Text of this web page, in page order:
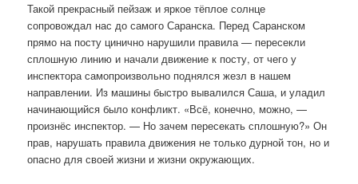
Такой прекрасный пейзаж и яркое тёплое солнце
сопровождал нас до самого Саранска. Перед Саранском
прямо на посту цинично нарушили правила — пересекли
сплошную линию и начали движение к посту, от чего у
инспектора самопроизвольно поднялся жезл в нашем
направлении. Из машины быстро вывалился Саша, и уладил
начинающийся было конфликт. «Всё, конечно, можно, —
произнёс инспектор. — Но зачем пересекать сплошную?» Он
прав, нарушать правила движения не только дурной тон, но и
опасно для своей жизни и жизни окружающих.